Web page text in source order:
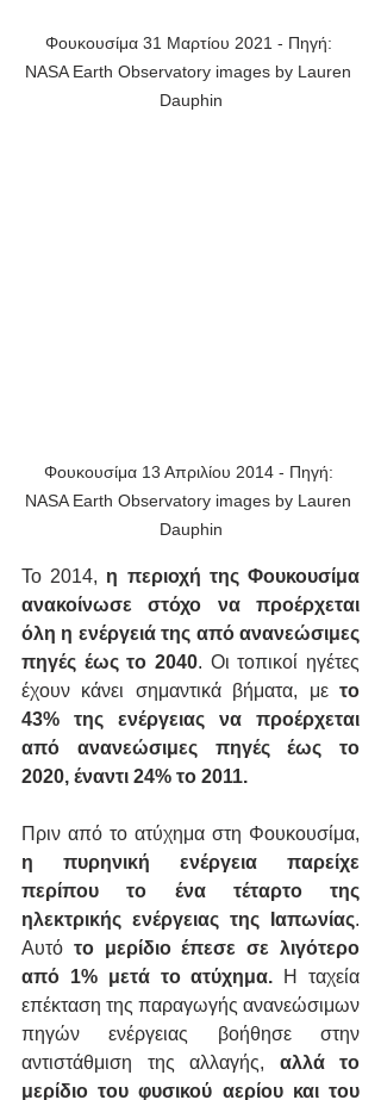
Φουκουσίμα 31 Μαρτίου 2021 - Πηγή:
NASA Earth Observatory images by Lauren
Dauphin
Φουκουσίμα 13 Απριλίου 2014 - Πηγή:
NASA Earth Observatory images by Lauren
Dauphin
Το 2014, η περιοχή της Φουκουσίμα
ανακοίνωσε στόχο να προέρχεται
όλη η ενέργειά της από ανανεώσιμες
πηγές έως το 2040. Οι τοπικοί ηγέτες
έχουν κάνει σημαντικά βήματα, με το
43% της ενέργειας να προέρχεται
από ανανεώσιμες πηγές έως το
2020, έναντι 24% το 2011.
Πριν από το ατύχημα στη Φουκουσίμα,
η πυρηνική ενέργεια παρείχε
περίπου το ένα τέταρτο της
ηλεκτρικής ενέργειας της Ιαπωνίας.
Αυτό το μερίδιο έπεσε σε λιγότερο
από 1% μετά το ατύχημα. Η ταχεία
επέκταση της παραγωγής ανανεώσιμων
πηγών ενέργειας βοήθησε στην
αντιστάθμιση της αλλαγής, αλλά το
μερίδιο του φυσικού αερίου και του